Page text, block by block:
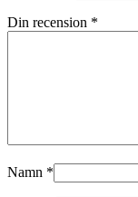
Din recension *
Namn *